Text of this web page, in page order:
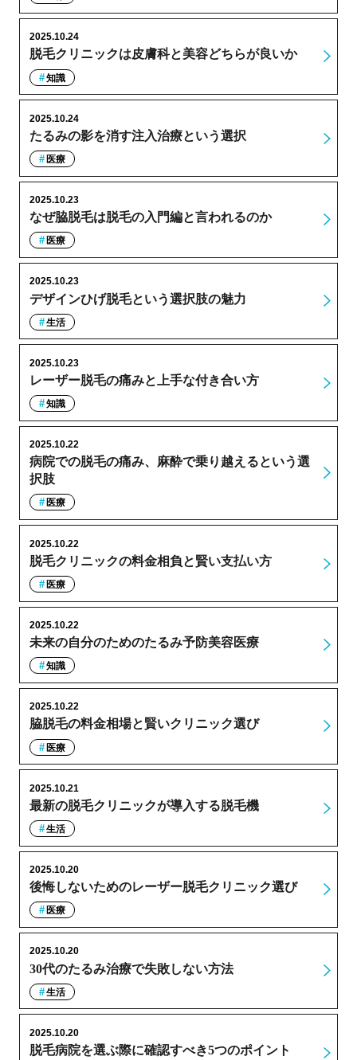
脱毛クリニックは皮膚科と美容どちらが良いか
2025.10.24
知識
たるみの影を消す注入治療という選択
2025.10.24
医療
なぜ脇脱毛は脱毛の入門編と言われるのか
2025.10.23
医療
デザインひげ脱毛という選択肢の魅力
2025.10.23
生活
レーザー脱毛の痛みと上手な付き合い方
2025.10.23
知識
病院での脱毛の痛み、麻酔で乗り越えるという選
択肢
2025.10.22
医療
脱毛クリニックの料金相負と賢い支払い方
2025.10.22
医療
未来の自分のためのたるみ予防美容医療
2025.10.22
知識
脇脱毛の料金相場と賢いクリニック選び
2025.10.22
医療
最新の脱毛クリニックが導入する脱毛機
2025.10.21
生活
後悔しないためのレーザー脱毛クリニック選び
2025.10.20
医療
30代のたるみ治療で失敗しない方法
2025.10.20
生活
脱毛病院を選ぶ際に確認すべき5つのポイント
2025.10.20